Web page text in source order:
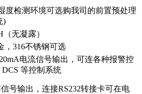
度检测环境可选购我司的前置预处理
)
（无凝露）
，316不锈钢可选
电流信号输出，可连各种报警控
等控制系统
号输出，连接RS232转接卡可在电